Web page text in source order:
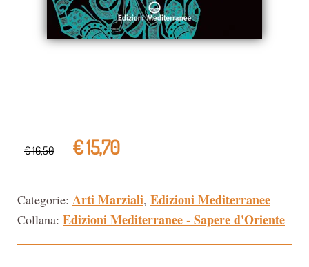
€ 16,50 € 15,70
Categorie: Arti Marziali, Edizioni Mediterranee
Collana: Edizioni Mediterranee - Sapere d'Oriente